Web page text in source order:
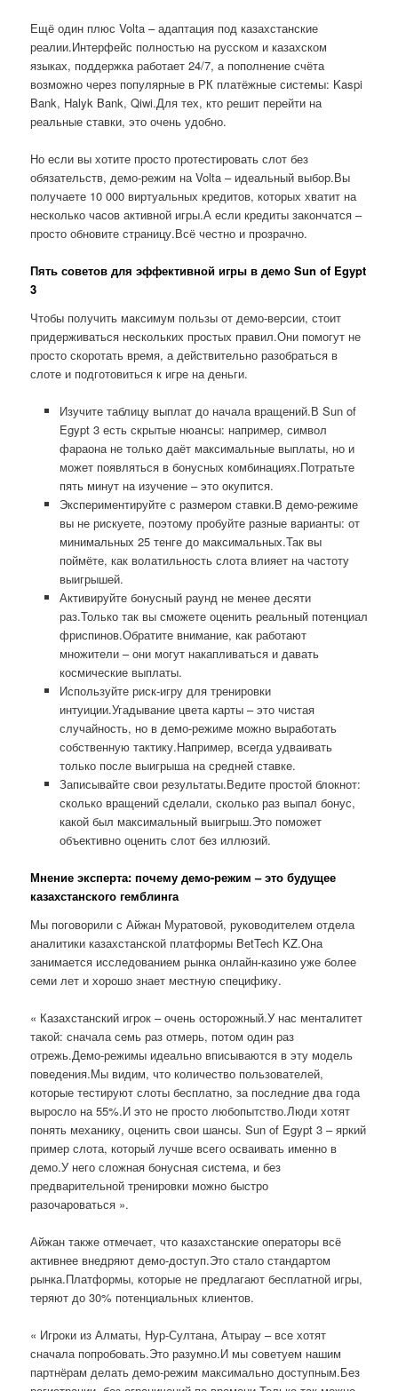
Ещё один плюс Volta – адаптация под казахстанские
реалии.Интерфейс полностью на русском и казахском
языках, поддержка работает 24/7, а пополнение счёта
возможно через популярные в РК платёжные системы: Kaspi
Bank, Halyk Bank, Qiwi.Для тех, кто решит перейти на
реальные ставки, это очень удобно.
Но если вы хотите просто протестировать слот без
обязательств, демо-режим на Volta – идеальный выбор.Вы
получаете 10 000 виртуальных кредитов, которых хватит на
несколько часов активной игры.А если кредиты закончатся –
просто обновите страницу.Всё честно и прозрачно.
Пять советов для эффективной игры в демо Sun of Egypt
3
Чтобы получить максимум пользы от демо-версии, стоит
придерживаться нескольких простых правил.Они помогут не
просто скоротать время, а действительно разобраться в
слоте и подготовиться к игре на деньги.
Изучите таблицу выплат до начала вращений.В Sun of
Egypt 3 есть скрытые нюансы: например, символ
фараона не только даёт максимальные выплаты, но и
может появляться в бонусных комбинациях.Потратьте
пять минут на изучение – это окупится.
Экспериментируйте с размером ставки.В демо-режиме
вы не рискуете, поэтому пробуйте разные варианты: от
минимальных 25 тенге до максимальных.Так вы
поймёте, как волатильность слота влияет на частоту
выигрышей.
Активируйте бонусный раунд не менее десяти
раз.Только так вы сможете оценить реальный потенциал
фриспинов.Обратите внимание, как работают
множители – они могут накапливаться и давать
космические выплаты.
Используйте риск-игру для тренировки
интуиции.Угадывание цвета карты – это чистая
случайность, но в демо-режиме можно выработать
собственную тактику.Например, всегда удваивать
только после выигрыша на средней ставке.
Записывайте свои результаты.Ведите простой блокнот:
сколько вращений сделали, сколько раз выпал бонус,
какой был максимальный выигрыш.Это поможет
объективно оценить слот без иллюзий.
Мнение эксперта: почему демо-режим – это будущее
казахстанского гемблинга
Мы поговорили с Айжан Муратовой, руководителем отдела
аналитики казахстанской платформы BetTech KZ.Она
занимается исследованием рынка онлайн-казино уже более
семи лет и хорошо знает местную специфику.
« Казахстанский игрок – очень осторожный.У нас менталитет
такой: сначала семь раз отмерь, потом один раз
отрежь.Демо-режимы идеально вписываются в эту модель
поведения.Мы видим, что количество пользователей,
которые тестируют слоты бесплатно, за последние два года
выросло на 55%.И это не просто любопытство.Люди хотят
понять механику, оценить свои шансы. Sun of Egypt 3 – яркий
пример слота, который лучше всего осваивать именно в
демо.У него сложная бонусная система, и без
предварительной тренировки можно быстро
разочароваться ».
Айжан также отмечает, что казахстанские операторы всё
активнее внедряют демо-доступ.Это стало стандартом
рынка.Платформы, которые не предлагают бесплатной игры,
теряют до 30% потенциальных клиентов.
« Игроки из Алматы, Нур-Султана, Атырау – все хотят
сначала попробовать.Это разумно.И мы советуем нашим
партнёрам делать демо-режим максимально доступным.Без